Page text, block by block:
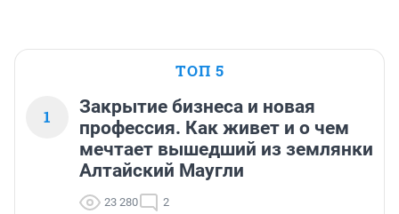
ТОП 5
1
Закрытие бизнеса и новая
профессия. Как живет и о чем
мечтает вышедший из землянки
Алтайский Маугли
23 280 2